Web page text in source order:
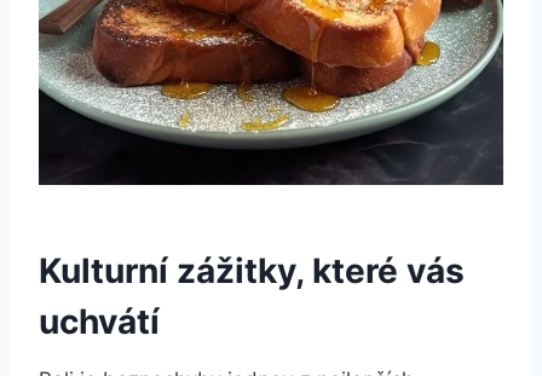
Kulturní zážitky, které vás
uchvátí